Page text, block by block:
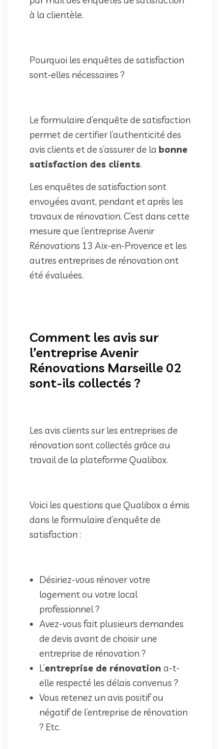
à la clientèle.
Pourquoi les enquêtes de satisfaction
sont-elles nécessaires ?
Le formulaire d’enquête de satisfaction
permet de certifier l’authenticité des
avis clients et de s’assurer de la bonne
satisfaction des clients.
Les enquêtes de satisfaction sont
envoyées avant, pendant et après les
travaux de rénovation. C’est dans cette
mesure que l’entreprise Avenir
Rénovations 13 Aix-en-Provence et les
autres entreprises de rénovation ont
été évaluées.
Comment les avis sur
l’entreprise Avenir
Rénovations Marseille 02
sont-ils collectés ?
Les avis clients sur les entreprises de
rénovation sont collectés grâce au
travail de la plateforme Qualibox.
Voici les questions que Qualibox a émis
dans le formulaire d’enquête de
satisfaction :
Désiriez-vous rénover votre
logement ou votre local
professionnel ?
Avez-vous fait plusieurs demandes
de devis avant de choisir une
entreprise de rénovation ?
L’entreprise de rénovation a-t-
elle respecté les délais convenus ?
Vous retenez un avis positif ou
négatif de l’entreprise de rénovation
? Etc.